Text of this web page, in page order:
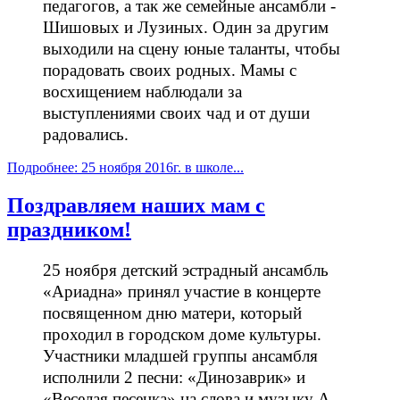
педагогов, а так же семейные ансамбли -
Шишовых и Лузиных. Один за другим
выходили на сцену юные таланты, чтобы
порадовать своих родных. Мамы с
восхищением наблюдали за
выступлениями своих чад и от души
радовались.
Подробнее: 25 ноября 2016г. в школе...
Поздравляем наших мам с
праздником!
25 ноября детский эстрадный ансамбль
«Ариадна» принял участие в концерте
посвященном дню матери, который
проходил в городском доме культуры.
Участники младшей группы ансамбля
исполнили 2 песни: «Динозаврик» и